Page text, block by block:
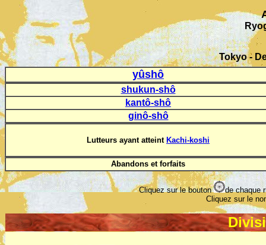
Tokyo -
yûshô
shukun-shô
kantô-shô
ginô-shô
Lutteurs ayant atteint Kachi-koshi
Abandons et forfaits
Cliquez sur le bouton
de chaque
Cliquez sur le